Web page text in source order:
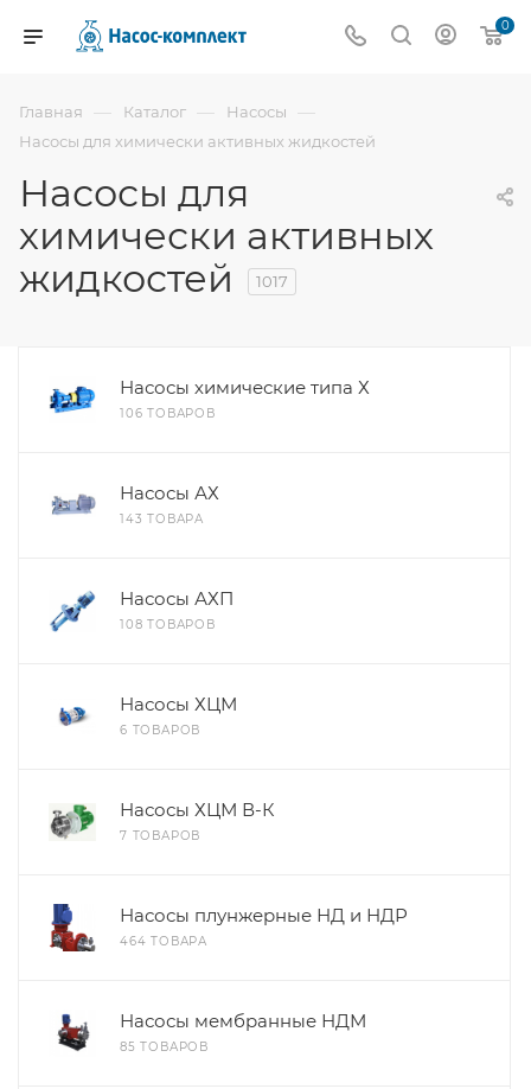
0
Главная — Каталог — Насосы —
Насосы для химически активных жидкостей
Насосы для
химически активных
жидкостей
1017
Насосы химические типа Х
106 ТОВАРОВ
Насосы АХ
143 ТОВАРА
Насосы АХП
108 ТОВАРОВ
Насосы ХЦМ
6 ТОВАРОВ
Насосы ХЦМ В-К
7 ТОВАРОВ
Насосы плунжерные НД и НДР
464 ТОВАРА
Насосы мембранные НДМ
85 ТОВАРОВ